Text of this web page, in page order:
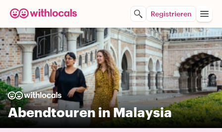
Registrieren
Abendtouren in Malaysia